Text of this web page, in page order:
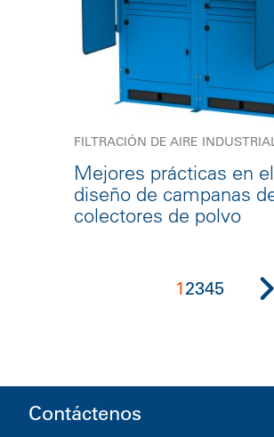
FILTRACIÓN DE AIRE
Mejores prácticas en el
diseño de campanas
colectores de polvo
12345
Contáctenos